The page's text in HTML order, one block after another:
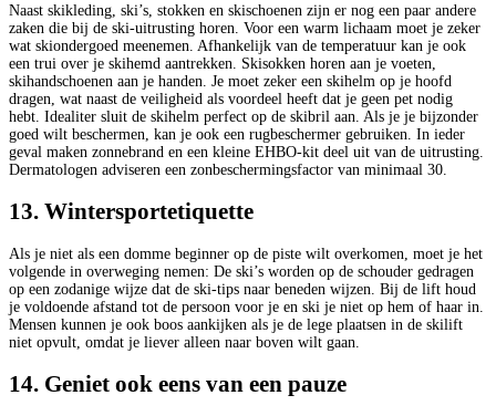
Naast skikleding, ski’s, stokken en skischoenen zijn er nog een paar andere
zaken die bij de ski-uitrusting horen. Voor een warm lichaam moet je zeker
wat skiondergoed meenemen. Afhankelijk van de temperatuur kan je ook
een trui over je skihemd aantrekken. Skisokken horen aan je voeten,
skihandschoenen aan je handen. Je moet zeker een skihelm op je hoofd
dragen, wat naast de veiligheid als voordeel heeft dat je geen pet nodig
hebt. Idealiter sluit de skihelm perfect op de skibril aan. Als je je bijzonder
goed wilt beschermen, kan je ook een rugbeschermer gebruiken. In ieder
geval maken zonnebrand en een kleine EHBO-kit deel uit van de uitrusting.
Dermatologen adviseren een zonbeschermingsfactor van minimaal 30.
13. Wintersportetiquette
Als je niet als een domme beginner op de piste wilt overkomen, moet je het
volgende in overweging nemen: De ski’s worden op de schouder gedragen
op een zodanige wijze dat de ski-tips naar beneden wijzen. Bij de lift houd
je voldoende afstand tot de persoon voor je en ski je niet op hem of haar in.
Mensen kunnen je ook boos aankijken als je de lege plaatsen in de skilift
niet opvult, omdat je liever alleen naar boven wilt gaan.
14. Geniet ook eens van een pauze